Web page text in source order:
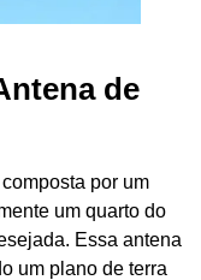
de
por um
um quarto do
Essa antena
um plano de terra